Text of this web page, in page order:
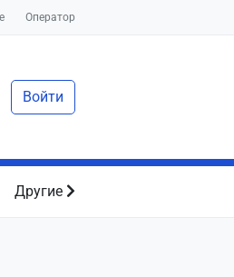
Оператор
Войти
Другие